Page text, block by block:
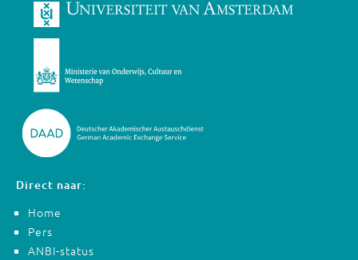
Direct naar:
Home
Pers
ANBI-status